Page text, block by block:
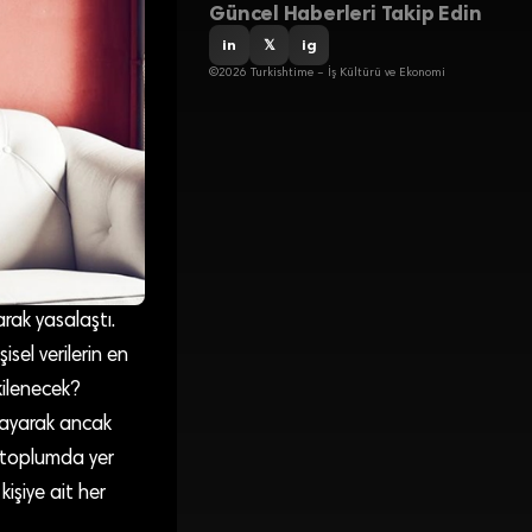
yasalaştı.
verilerin en
ancak
toplumda yer
ait her
Güncel Haberleri Takip Edin
in 𝕏 ig
©2026 Turkishtime – İş Kültürü ve Ekonomi